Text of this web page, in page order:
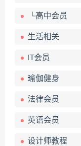
└高中会员
生活相关
IT会员
瑜伽健身
法律会员
英语会员
设计师教程